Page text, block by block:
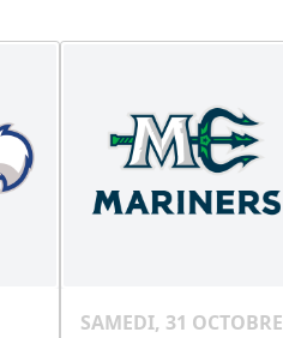
SAMEDI, 31 OCTOBRE